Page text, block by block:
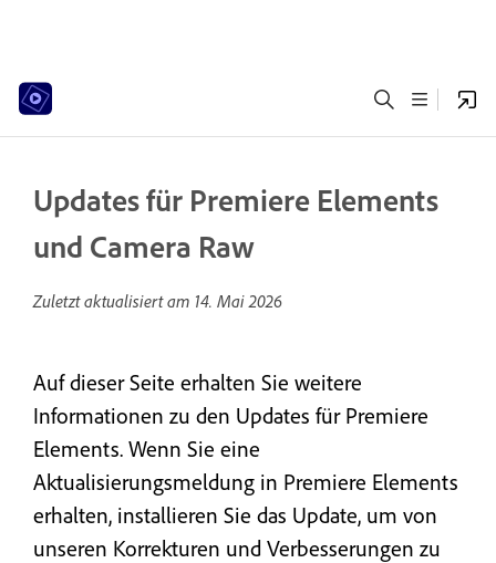
Updates für Premiere Elements
und Camera Raw
Zuletzt aktualisiert am 14. Mai 2026
Auf dieser Seite erhalten Sie weitere
Informationen zu den Updates für Premiere
Elements. Wenn Sie eine
Aktualisierungsmeldung in Premiere Elements
erhalten, installieren Sie das Update, um von
unseren Korrekturen und Verbesserungen zu